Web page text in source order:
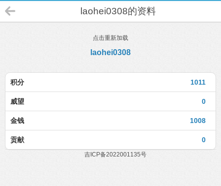
laohei0308的资料
点击重新加载
laohei0308
1011
积分
0
威望
1008
金钱
0
贡献
吉ICP备2022001135号